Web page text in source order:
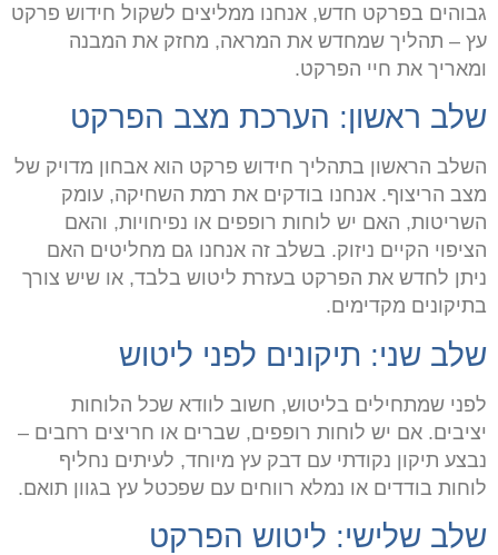
גבוהים בפרקט חדש, אנחנו ממליצים לשקול חידוש פרקט
עץ – תהליך שמחדש את המראה, מחזק את המבנה
ומאריך את חיי הפרקט.
שלב ראשון: הערכת מצב הפרקט
השלב הראשון בתהליך חידוש פרקט הוא אבחון מדויק של
מצב הריצוף. אנחנו בודקים את רמת השחיקה, עומק
השריטות, האם יש לוחות רופפים או נפיחויות, והאם
הציפוי הקיים ניזוק. בשלב זה אנחנו גם מחליטים האם
ניתן לחדש את הפרקט בעזרת ליטוש בלבד, או שיש צורך
בתיקונים מקדימים.
שלב שני: תיקונים לפני ליטוש
לפני שמתחילים בליטוש, חשוב לוודא שכל הלוחות
יציבים. אם יש לוחות רופפים, שברים או חריצים רחבים –
נבצע תיקון נקודתי עם דבק עץ מיוחד, לעיתים נחליף
לוחות בודדים או נמלא רווחים עם שפכטל עץ בגוון תואם.
שלב שלישי: ליטוש הפרקט